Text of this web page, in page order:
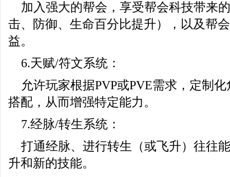
加入强大的帮会，享受帮会科技带来
击、防御、生命百分比提升），以及帮
益。
6.天赋/符文系统：
允许玩家根据PVP或PVE需求，定制
搭配，从而增强特定能力。
7.经脉/转生系统：
打通经脉、进行转生（或飞升）往往
升和新的技能。